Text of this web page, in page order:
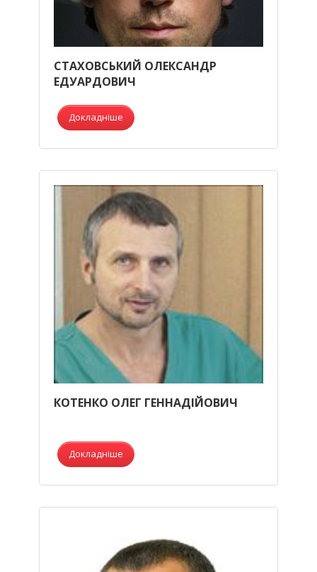
СТАХОВСЬКИЙ ОЛЕКСАНДР
ЕДУАРДОВИЧ
Докладніше
КОТЕНКО ОЛЕГ ГЕННАДІЙОВИЧ
Докладніше